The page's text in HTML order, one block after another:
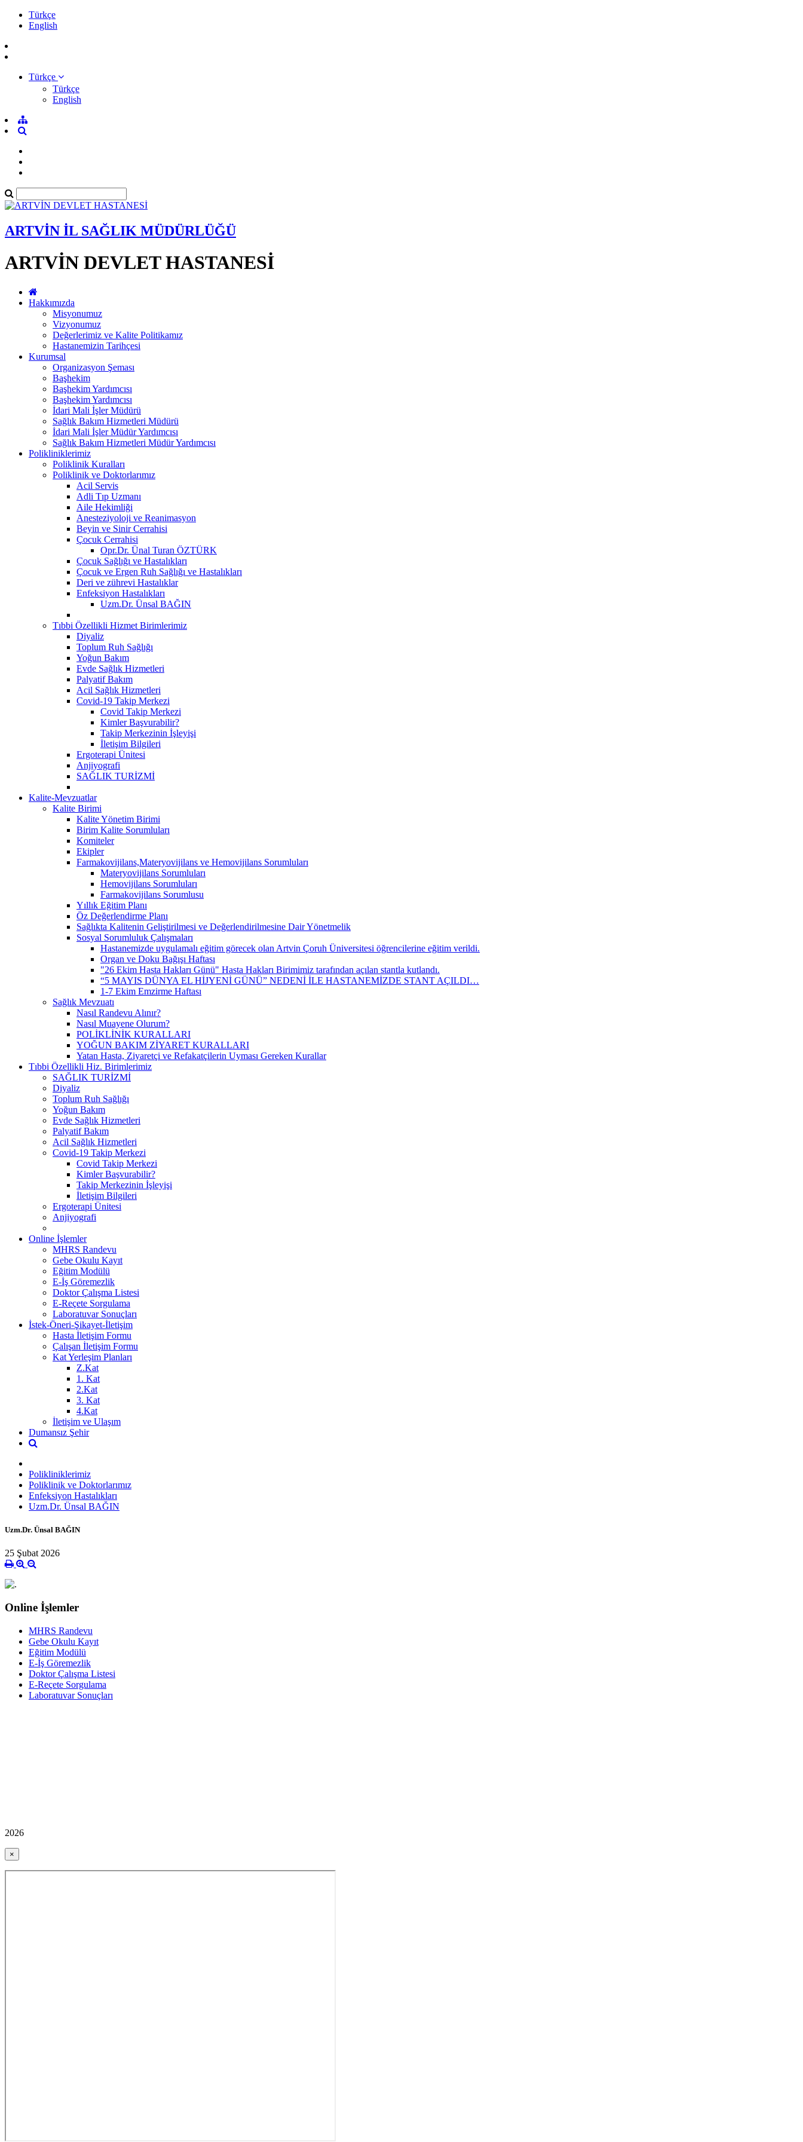
Türkçe
English
Türkçe
Türkçe
English
ARTVİN İL SAĞLIK MÜDÜRLÜĞÜ
ARTVİN DEVLET HASTANESİ
Hakkımızda
Misyonumuz
Vizyonumuz
Değerlerimiz ve Kalite Politikamız
Hastanemizin Tarihçesi
Kurumsal
Organizasyon Şeması
Başhekim
Başhekim Yardımcısı
Başhekim Yardımcısı
İdari Mali İşler Müdürü
Sağlık Bakım Hizmetleri Müdürü
İdari Mali İşler Müdür Yardımcısı
Sağlık Bakım Hizmetleri Müdür Yardımcısı
Polikliniklerimiz
Poliklinik Kuralları
Poliklinik ve Doktorlarımız
Acil Servis
Adli Tıp Uzmanı
Aile Hekimliği
Anesteziyoloji ve Reanimasyon
Beyin ve Sinir Cerrahisi
Çocuk Cerrahisi
Opr.Dr. Ünal Turan ÖZTÜRK
Çocuk Sağlığı ve Hastalıkları
Çocuk ve Ergen Ruh Sağlığı ve Hastalıkları
Deri ve zührevi Hastalıklar
Enfeksiyon Hastalıkları
Uzm.Dr. Ünsal BAĞIN
Tıbbi Özellikli Hizmet Birimlerimiz
Diyaliz
Toplum Ruh Sağlığı
Yoğun Bakım
Evde Sağlık Hizmetleri
Palyatif Bakım
Acil Sağlık Hizmetleri
Covid-19 Takip Merkezi
Covid Takip Merkezi
Kimler Başvurabilir?
Takip Merkezinin İşleyişi
İletişim Bilgileri
Ergoterapi Ünitesi
Anjiyografi
SAĞLIK TURİZMİ
Kalite-Mevzuatlar
Kalite Birimi
Kalite Yönetim Birimi
Birim Kalite Sorumluları
Komiteler
Ekipler
Farmakovijilans,Materyovijilans ve Hemovijilans Sorumluları
Materyovijilans Sorumluları
Hemovijilans Sorumluları
Farmakovijilans Sorumlusu
Yıllık Eğitim Planı
Öz Değerlendirme Planı
Sağlıkta Kalitenin Geliştirilmesi ve Değerlendirilmesine Dair Yönetmelik
Sosyal Sorumluluk Çalışmaları
Hastanemizde uygulamalı eğitim görecek olan Artvin Çoruh Üniversitesi öğrencilerine eğitim verildi.
Organ ve Doku Bağışı Haftası
"26 Ekim Hasta Hakları Günü" Hasta Hakları Birimimiz tarafından açılan stantla kutlandı.
“5 MAYIS DÜNYA EL HİJYENİ GÜNÜ” NEDENİ İLE HASTANEMİZDE STANT AÇILDI…
1-7 Ekim Emzirme Haftası
Sağlık Mevzuatı
Nasıl Randevu Alınır?
Nasıl Muayene Olurum?
POLİKLİNİK KURALLARI
YOĞUN BAKIM ZİYARET KURALLARI
Yatan Hasta, Ziyaretçi ve Refakatçilerin Uyması Gereken Kurallar
Tıbbi Özellikli Hiz. Birimlerimiz
SAĞLIK TURİZMİ
Diyaliz
Toplum Ruh Sağlığı
Yoğun Bakım
Evde Sağlık Hizmetleri
Palyatif Bakım
Acil Sağlık Hizmetleri
Covid-19 Takip Merkezi
Covid Takip Merkezi
Kimler Başvurabilir?
Takip Merkezinin İşleyişi
İletişim Bilgileri
Ergoterapi Ünitesi
Anjiyografi
Online İşlemler
MHRS Randevu
Gebe Okulu Kayıt
Eğitim Modülü
E-İş Göremezlik
Doktor Çalışma Listesi
E-Reçete Sorgulama
Laboratuvar Sonuçları
İstek-Öneri-Şikayet-İletişim
Hasta İletişim Formu
Çalışan İletişim Formu
Kat Yerleşim Planları
Z.Kat
1. Kat
2.Kat
3. Kat
4.Kat
İletişim ve Ulaşım
Dumansız Şehir
Polikliniklerimiz
Poliklinik ve Doktorlarımız
Enfeksiyon Hastalıkları
Uzm.Dr. Ünsal BAĞIN
Uzm.Dr. Ünsal BAĞIN
25 Şubat 2026
Online İşlemler
MHRS Randevu
Gebe Okulu Kayıt
Eğitim Modülü
E-İş Göremezlik
Doktor Çalışma Listesi
E-Reçete Sorgulama
Laboratuvar Sonuçları
2026
×